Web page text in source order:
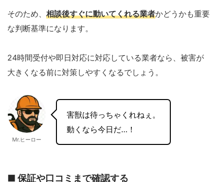
そのため、 相談後すぐに動いてくれる業者かどうかも重要
な判断基準になります。
24時間受付や即日対応に対応している業者なら、被害が
大きくなる前に対策しやすくなるでしょう。
Mr.ヒーロー
害獣は待っちゃくれねぇ。
動くなら今日だ…！
■ 保証や口コミまで確認する